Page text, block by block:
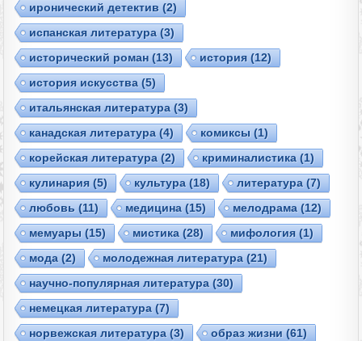
иронический детектив (2)
испанская литература (3)
исторический роман (13) история (12)
история искусства (5)
итальянская литература (3)
канадская литература (4) комиксы (1)
корейская литература (2) криминалистика (1)
кулинария (5) культура (18) литература (7)
любовь (11) медицина (15) мелодрама (12)
мемуары (15) мистика (28) мифология (1)
мода (2) молодежная литература (21)
научно-популярная литература (30)
немецкая литература (7)
норвежская литература (3) образ жизни (61)